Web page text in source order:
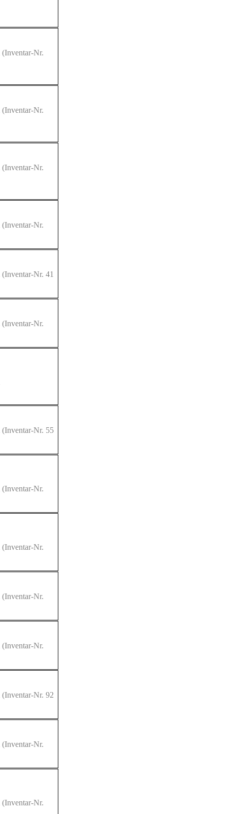
(Inventar-Nr.
(Inventar-Nr.
(Inventar-Nr.
(Inventar-Nr.
(Inventar-Nr. 41
(Inventar-Nr.
(Inventar-Nr. 55
(Inventar-Nr.
(Inventar-Nr.
(Inventar-Nr.
(Inventar-Nr.
(Inventar-Nr. 92
(Inventar-Nr.
(Inventar-Nr.